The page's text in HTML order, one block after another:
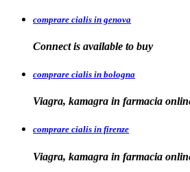
comprare cialis in genova
Connect is available to buy
comprare cialis in bologna
Viagra, kamagra in farmacia
comprare cialis in firenze
Viagra, kamagra in farmacia